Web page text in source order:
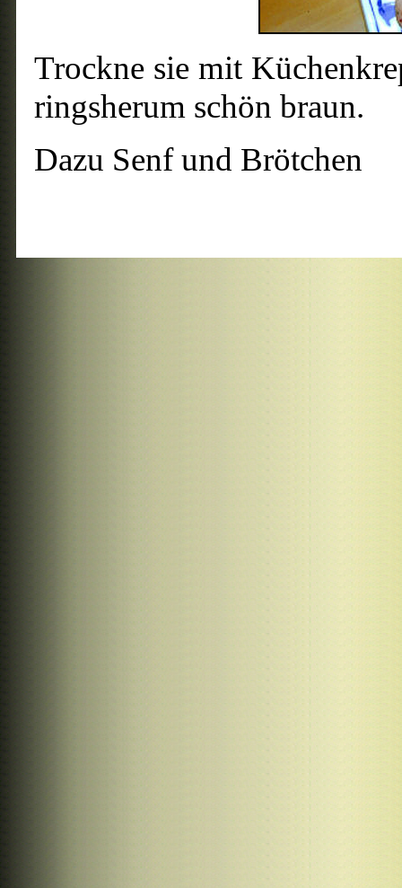
Trockne sie mit
ringsherum schön braun.
Dazu Senf und Brötchen